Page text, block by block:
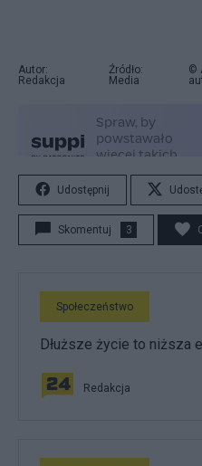
Autor:
Redakcja
Źródło:
Media
©
Udostępnij
Skomentuj 3
Społeczeństwo
Dłuższe życie to niższa
Redakcja